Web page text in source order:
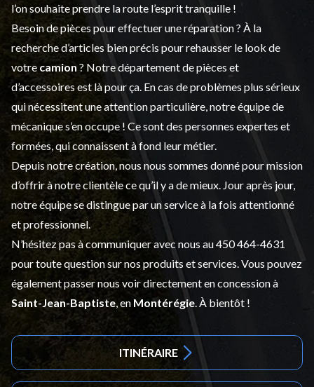
l’on souhaite prendre la route l’esprit tranquille !
Besoin de pièces pour effectuer une réparation ? À la
recherche d’articles bien précis pour rehausser le look de
votre camion ? Notre département depièces et
d’accessoiresest là pour ça. En cas de problèmes plus sérieux
qui nécessitent une attention particulière, notre équipe de
mécanique s’en occupe ! Ce sont des personnes expertes et
formées, qui connaissent à fond leur métier.
Depuis notre création, nous nous sommes donné pour mission
d’offrir à notre clientèle ce qu’il y a de mieux. Jour après jour,
notre équipe se distingue par un service à la fois attentionné
et professionnel.
N’hésitez pas à communiquer avec nous au450 464-4631
pour toute question sur nos produits et services. Vous pouvez
également passer nous voir directement en concession à
Saint-Jean-Baptiste , en Montérégie . À bientôt !
ITINÉRAIRE